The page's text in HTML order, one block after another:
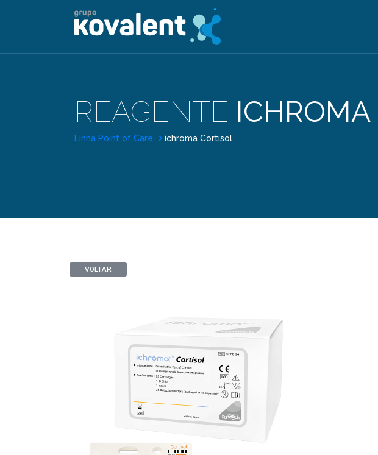
REAGENTE
Linha Point of Care ichroma Cortisol
VOLTAR